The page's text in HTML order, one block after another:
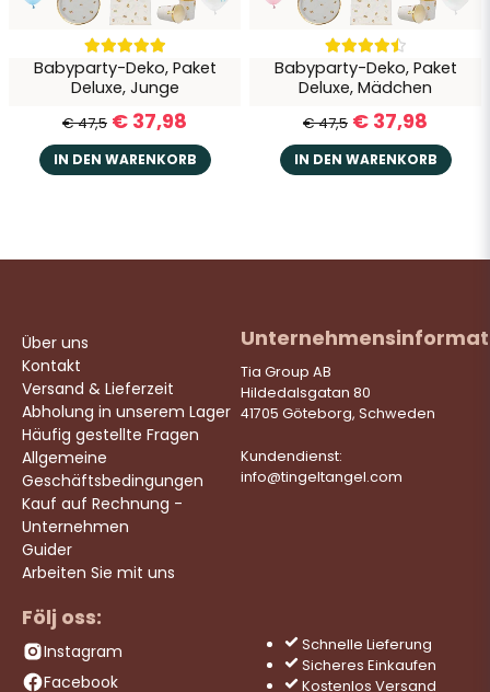
Babyparty-Deko, Paket
Deluxe, Junge
€ 47,5 € 37,98
IN DEN WARENKORB
Babyparty-Deko, Paket
Deluxe, Mädchen
€ 47,5 € 37,98
IN DEN WARENKORB
Über uns
Kontakt
Versand & Lieferzeit
Abholung in unserem Lager
Häufig gestellte Fragen
Allgemeine
Geschäftsbedingungen
Kauf auf Rechnung -
Unternehmen
Guider
Arbeiten Sie mit uns
Tia Group AB
Hildedalsgatan 80
41705 Göteborg, Schweden
Kundendienst:
info@tingeltangel.com
Följ oss:
Instagram
Facebook
Schnelle Lieferung
Sicheres Einkaufen
Kostenlos Versand